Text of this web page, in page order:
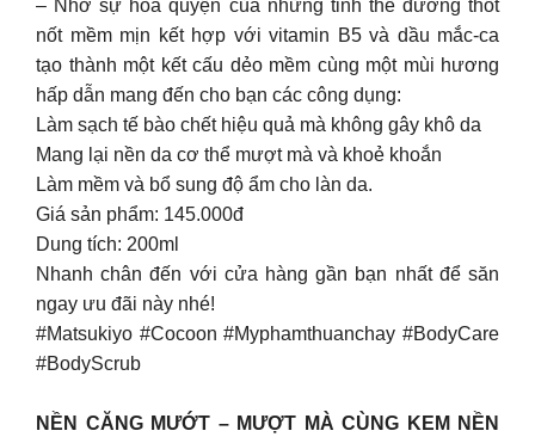
– Nhờ sự hòa quyện của những tinh thể đường thốt
nốt mềm mịn kết hợp với vitamin B5 và dầu mắc-ca
tạo thành một kết cấu dẻo mềm cùng một mùi hương
hấp dẫn mang đến cho bạn các công dụng:
Làm sạch tế bào chết hiệu quả mà không gây khô da
Mang lại nền da cơ thể mượt mà và khoẻ khoắn
Làm mềm và bổ sung độ ẩm cho làn da.
Giá sản phẩm: 145.000đ
Dung tích: 200ml
Nhanh chân đến với cửa hàng gần bạn nhất để săn
ngay ưu đãi này nhé!
#Matsukiyo #Cocoon #Myphamthuanchay #BodyCare
#BodyScrub
NỀN CĂNG MƯỚT – MƯỢT MÀ CÙNG KEM NỀN